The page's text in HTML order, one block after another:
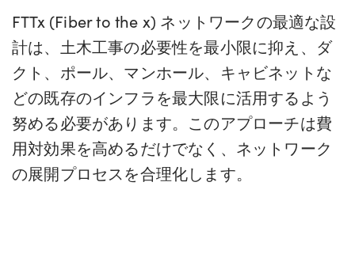
FTTx (Fiber to the x) ネットワークの最適な設
計は、土木工事の必要性を最小限に抑え、ダ
クト、ポール、マンホール、キャビネットな
どの既存のインフラを最大限に活用するよう
努める必要があります。このアプローチは費
用対効果を高めるだけでなく、ネットワーク
の展開プロセスを合理化します。